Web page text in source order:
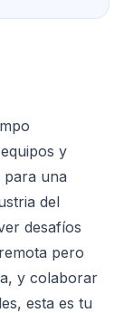
y
para una
del
desafíos
pero
y colaborar
esta es tu